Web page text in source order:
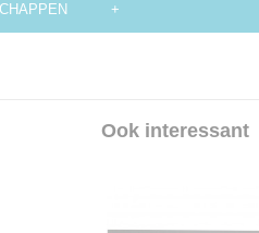
+
Ook interessant